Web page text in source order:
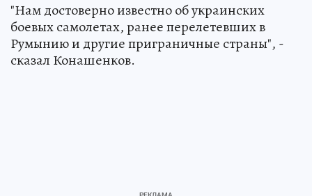
"Нам достоверно известно об украинских
боевых самолетах, ранее перелетевших в
Румынию и другие приграничные страны", -
сказал Конашенков.